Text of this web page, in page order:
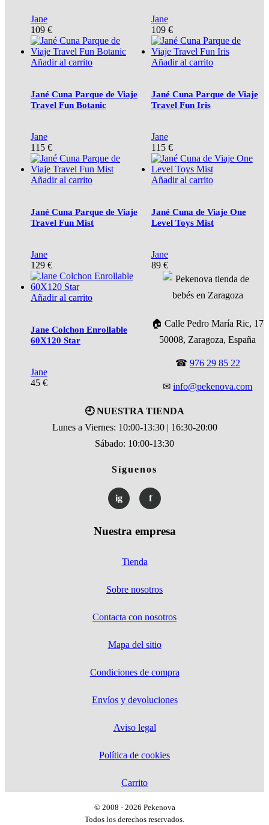
Jane
109 €
Jane
109 €
Añadir al carrito
Jané Cuna Parque de Viaje
Travel Fun Botanic
Jane
115 €
Añadir al carrito
Jané Cuna Parque de Viaje
Travel Fun Iris
Jane
115 €
Añadir al carrito
Jané Cuna Parque de Viaje
Travel Fun Mist
Jane
129 €
Añadir al carrito
Jané Cuna de Viaje One
Level Toys Mist
Jane
89 €
Añadir al carrito
Jane Colchon Enrollable
60X120 Star
Jane
45 €
🏠 Calle Pedro María Ric, 17
50008, Zaragoza, España
☎ 976 29 85 22
✉info@pekenova.com
🕘 NUESTRA TIENDA
Lunes a Viernes: 10:00-13:30 | 16:30-20:00
Sábado: 10:00-13:30
Síguenos
ig f
Nuestra empresa
Tienda
Sobre nosotros
Contacta con nosotros
Mapa del sitio
Condiciones de compra
Envíos y devoluciones
Aviso legal
Política de cookies
Carrito
© 2008 - 2026 Pekenova
Todos los derechos reservados.